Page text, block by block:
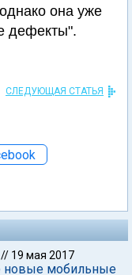
она уже
дефекты".
СЛЕДУЮЩАЯ СТАТЬЯ
// 19 мая 2017
новые мобильные